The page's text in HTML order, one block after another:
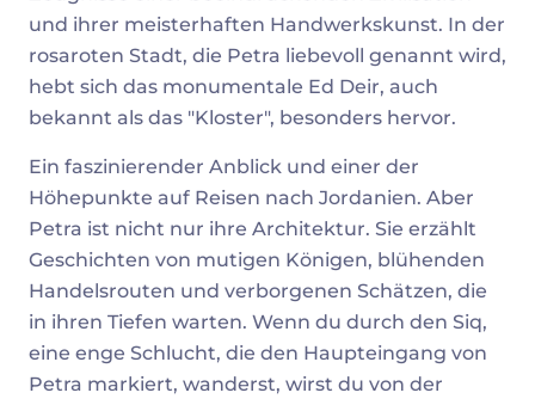
und ihrer meisterhaften Handwerkskunst. In der
rosaroten Stadt, die Petra liebevoll genannt wird,
hebt sich das monumentale Ed Deir, auch
bekannt als das "Kloster", besonders hervor.
Ein faszinierender Anblick und einer der
Höhepunkte auf Reisen nach Jordanien. Aber
Petra ist nicht nur ihre Architektur. Sie erzählt
Geschichten von mutigen Königen, blühenden
Handelsrouten und verborgenen Schätzen, die
in ihren Tiefen warten. Wenn du durch den Siq,
eine enge Schlucht, die den Haupteingang von
Petra markiert, wanderst, wirst du von der